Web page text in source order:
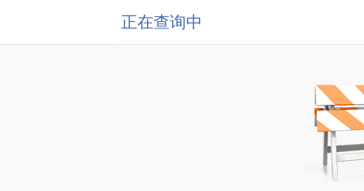
正在查询中